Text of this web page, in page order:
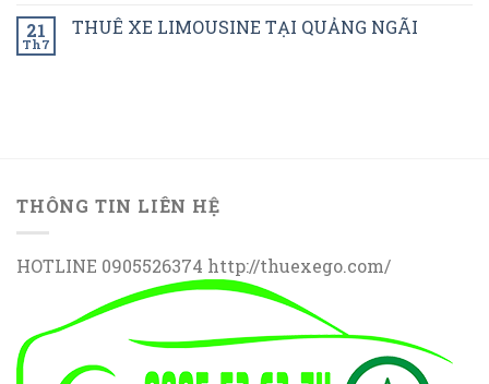
21
Th7
THUÊ XE LIMOUSINE TẠI QUẢNG NGÃI
THÔNG TIN LIÊN HỆ
HOTLINE 0905526374 http://thuexego.com/